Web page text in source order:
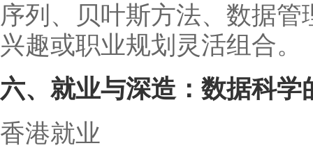
序列、贝叶斯方法、数据
兴趣或职业规划灵活组合。
六、就业与深造：数据科学
香港就业